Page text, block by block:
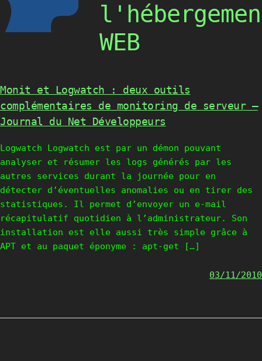
WEB
Monit et Logwatch : deux outils
complémentaires de monitoring de serveur –
Journal du Net Développeurs
Logwatch Logwatch est par un démon pouvant
analyser et résumer les logs générés par les
autres services durant la journée pour en
détecter d’éventuelles anomalies ou en tirer des
statistiques. Il permet d’envoyer un e-mail
récapitulatif quotidien à l’administrateur. Son
installation est elle aussi très simple grâce à
APT et au paquet éponyme : apt-get […]
03/11/2010